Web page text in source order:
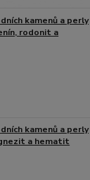
kamenů a perly
rodonit a
kamenů a perly
a hematit